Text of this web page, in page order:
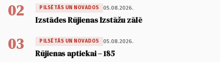
02 PILSĒTĀS UN NOVADOS 05.08.2026.
Izstādes Rūjienas Izstāžu zālē
03 PILSĒTĀS UN NOVADOS 05.08.2026.
Rūjienas aptiekai – 185